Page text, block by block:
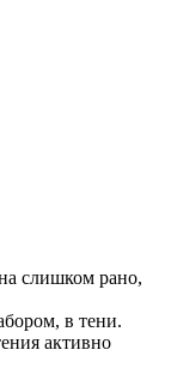
слишком рано,
в тени.
активно